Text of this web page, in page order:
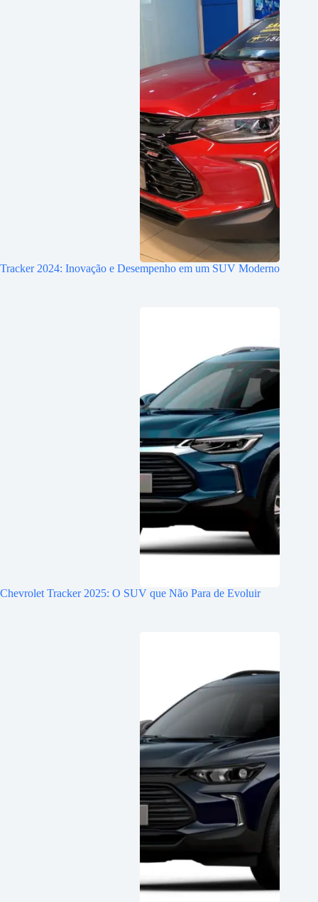
Tracker 2024: Inovação e Desempenho em um SUV Moderno
Chevrolet Tracker 2025: O SUV que Não Para de Evoluir